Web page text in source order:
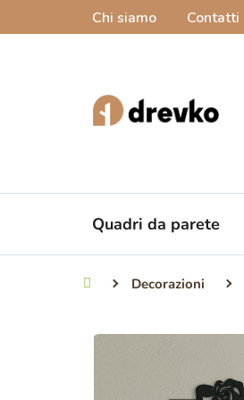
Chi siamo Contatti
Quadri da parete
Casa Decorazioni